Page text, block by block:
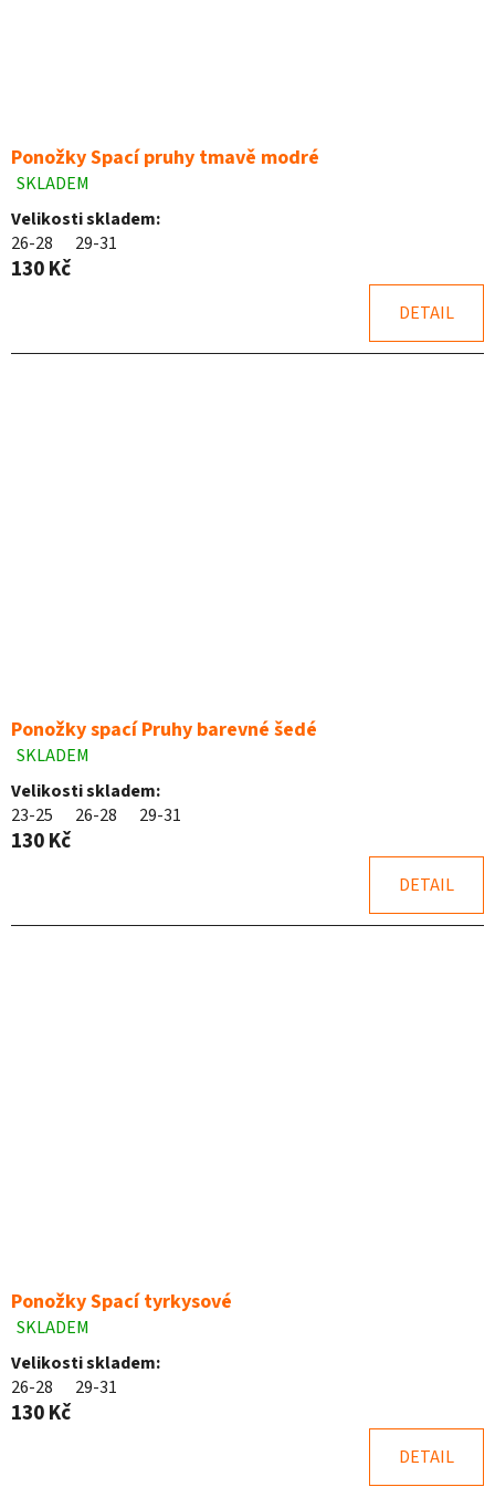
Ponožky Spací pruhy tmavě modré
Průměrné
hodnocení
produktu
je
5,0
hvězdiček.
SKLADEM
Velikosti skladem:
26-28
29-31
130 Kč
DETAIL
Ponožky spací Pruhy barevné šedé
Průměrné
hodnocení
produktu
je
5,0
hvězdiček.
SKLADEM
Velikosti skladem:
23-25
26-28 29-31
130 Kč
DETAIL
Ponožky Spací tyrkysové
Průměrné
hodnocení
produktu
je
4,9
SKLADEM
Velikosti skladem:
26-28
29-31
130 Kč
DETAIL